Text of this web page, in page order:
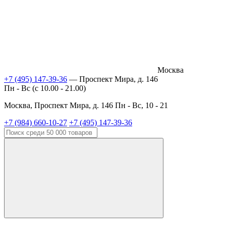
Москва
+7 (495) 147-39-36 — Проспект Мира, д. 146
Пн - Вс (c 10.00 - 21.00)
Москва, Проспект Мира, д. 146 Пн - Вс, 10 - 21
+7 (984) 660-10-27 +7 (495) 147-39-36